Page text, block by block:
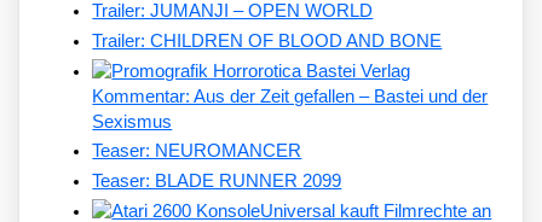
Trailer: JUMANJI – OPEN WORLD
Trailer: CHILDREN OF BLOOD AND BONE
Kommentar: Aus der Zeit gefallen – Bastei und der
Sexismus
Teaser: NEUROMANCER
Teaser: BLADE RUNNER 2099
Universal kauft Filmrechte an